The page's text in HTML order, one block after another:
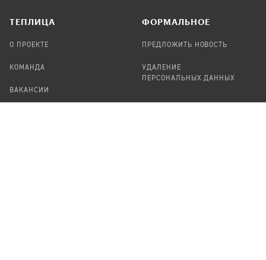
TЕПЛИЦА
О ПРОЕКТЕ
КОМАНДА
ВАКАНСИИ
ФОРМАЛЬНОЕ
ПРЕДЛОЖИТЬ НОВОСТЬ
УДАЛЕНИЕ
ПЕРСОНАЛЬНЫХ ДАННЫХ